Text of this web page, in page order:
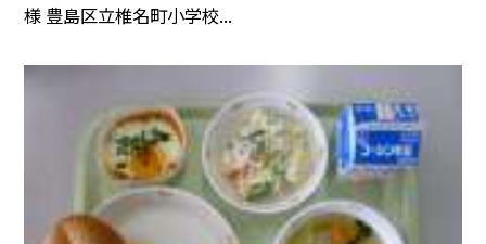
様 豊島区立椎名町小学校...